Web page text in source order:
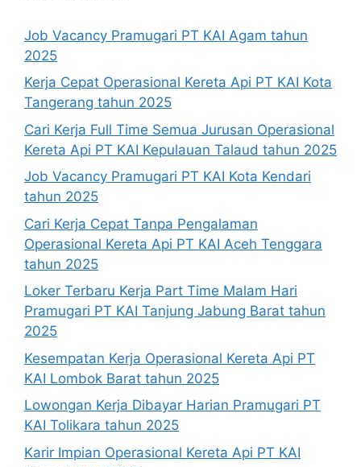
Job Vacancy Pramugari PT KAI Agam tahun
2025
Kerja Cepat Operasional Kereta Api PT KAI Kota
Tangerang tahun 2025
Cari Kerja Full Time Semua Jurusan Operasional
Kereta Api PT KAI Kepulauan Talaud tahun 2025
Job Vacancy Pramugari PT KAI Kota Kendari
tahun 2025
Cari Kerja Cepat Tanpa Pengalaman
Operasional Kereta Api PT KAI Aceh Tenggara
tahun 2025
Loker Terbaru Kerja Part Time Malam Hari
Pramugari PT KAI Tanjung Jabung Barat tahun
2025
Kesempatan Kerja Operasional Kereta Api PT
KAI Lombok Barat tahun 2025
Lowongan Kerja Dibayar Harian Pramugari PT
KAI Tolikara tahun 2025
Karir Impian Operasional Kereta Api PT KAI